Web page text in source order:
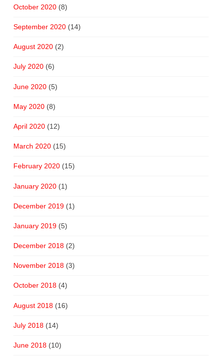
October 2020(8)
September 2020(14)
August 2020(2)
July 2020(6)
June 2020(5)
May 2020(8)
April 2020(12)
March 2020(15)
February 2020(15)
January 2020(1)
December 2019(1)
January 2019(5)
December 2018(2)
November 2018(3)
October 2018(4)
August 2018(16)
July 2018(14)
June 2018(10)